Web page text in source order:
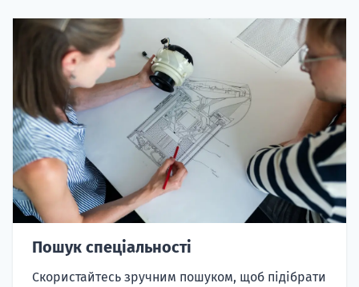
Пошук спеціальності
Скористайтесь зручним пошуком, щоб підібрати